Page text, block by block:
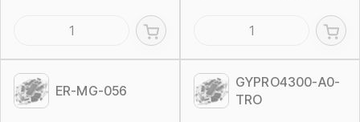
ER-MG-056
GYPRO4300-A0-
TRO